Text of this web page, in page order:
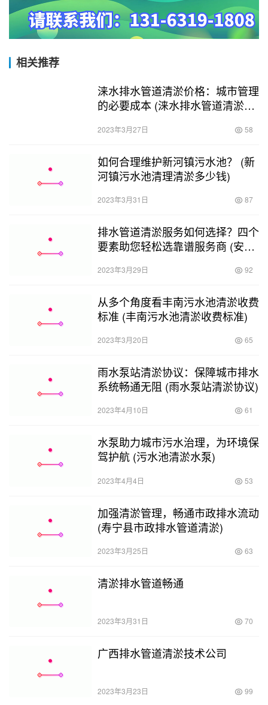
相关推荐
涞水排水管道清淤价格：城市管理
的必要成本 (涞水排水管道清淤价
2023年3月27日 58
如何合理维护新河镇污水池？ (新
河镇污水池清理清淤多少钱)
2023年3月31日 87
排水管道清淤服务如何选择？四个
要素助您轻松选靠谱服务商 (安徽
2023年3月29日 92
从多个角度看丰南污水池清淤收费
标准 (丰南污水池清淤收费标准)
2023年3月20日 65
雨水泵站清淤协议：保障城市排水
系统畅通无阻 (雨水泵站清淤协议)
2023年4月10日 61
水泵助力城市污水治理，为环境保
驾护航 (污水池清淤水泵)
2023年4月4日 53
加强清淤管理，畅通市政排水流动
(寿宁县市政排水管道清淤)
2023年3月25日 63
清淤排水管道畅通
2023年3月31日 70
广西排水管道清淤技术公司
2023年3月23日 99